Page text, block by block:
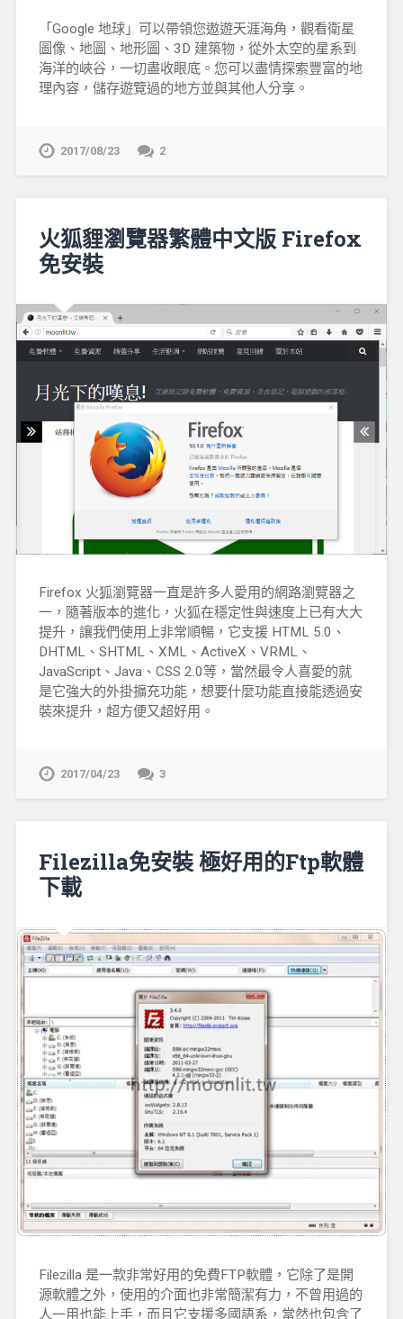
「Google 地球」可以帶領您遨遊天涯海角，觀看衛星
圖像、地圖、地形圖、3D 建築物，從外太空的星系到
海洋的峽谷，一切盡收眼底。您可以盡情探索豐富的地
理內容，儲存遊覽過的地方並與其他人分享。
2017/08/23 2
火狐貍瀏覽器繁體中文版 Firefox
免安裝
Firefox 火狐瀏覽器一直是許多人愛用的網路瀏覽器之
一，隨著版本的進化，火狐在穩定性與速度上已有大大
提升，讓我們使用上非常順暢，它支援 HTML 5.0、
DHTML、SHTML、XML、ActiveX、VRML、
JavaScript、Java、CSS 2.0等，當然最令人喜愛的就
是它強大的外掛擴充功能，想要什麼功能直接能透過安
裝來提升，超方便又超好用。
2017/04/23 3
Filezilla免安裝 極好用的Ftp軟體
下載
Filezilla 是一款非常好用的免費FTP軟體，它除了是開
源軟體之外，使用的介面也非常簡潔有力，不曾用過的
人一用也能上手，而且它支援多國語系，當然也包含了